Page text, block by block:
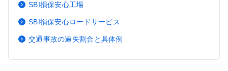
SBI損保安心工場
SBI損保安心ロードサービス
交通事故の過失割合と具体例